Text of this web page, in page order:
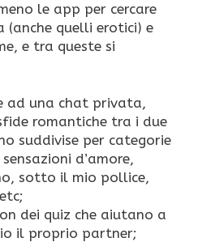
le app per cercare
(anche quelli erotici) e
e tra queste si
ad una chat privata,
romantiche tra i due
suddivise per categorie
d’amore,
sotto il mio pollice,
dei quiz che aiutano a
il proprio partner;